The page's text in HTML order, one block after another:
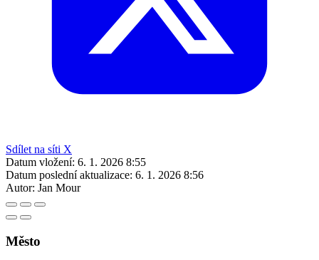
Sdílet na síti X
Datum vložení: 6. 1. 2026 8:55
Datum poslední aktualizace: 6. 1. 2026 8:56
Autor: Jan Mour
Město